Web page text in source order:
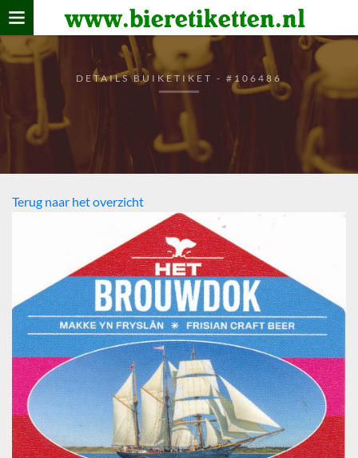
www.bieretiketten.nl
Home
verzamelen
De bierkaart
Bezoekers
DETAILS BUIKETIKET - #106486
Terug naar het overzicht